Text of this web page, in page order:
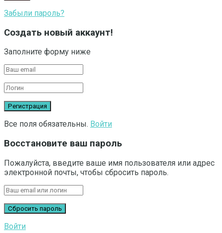
Забыли пароль?
Создать новый аккаунт!
Заполните форму ниже
Все поля обязательны. Войти
Восстановите ваш пароль
Пожалуйста, введите ваше имя пользователя или адрес
электронной почты, чтобы сбросить пароль.
Войти